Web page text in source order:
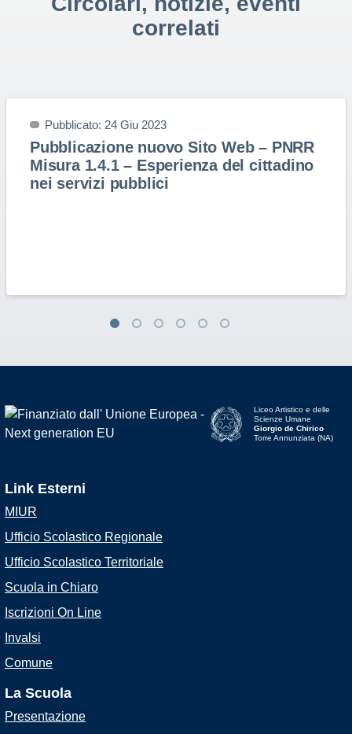
correlati
Pubblicato: 24 Giu 2023
Pubblicazione nuovo Sito Web – PNRR
Misura 1.4.1 – Esperienza del cittadino
nei servizi pubblici
Liceo Artistico e delle
Scienze Umane
Giorgio de Chirico
Torre Annunziata (NA)
Link Esterni
MIUR
Ufficio Scolastico Regionale
Ufficio Scolastico Territoriale
Scuola in Chiaro
Iscrizioni On Line
Invalsi
Comune
La Scuola
Presentazione